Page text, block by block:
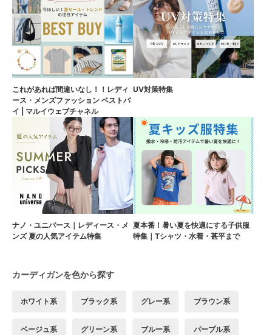
これがあれば間違いなし！！レディ
ース・メンズファッション ベストバ
イ | マルイウェブチャネル
UV対策特集
ナノ・ユニバース｜レディース・メ
ンズ 夏の人気アイテム特集
夏本番！暑い夏を快適にする子供服
特集｜Tシャツ・水着・甚平まで
カーディガンを色から探す
ホワイト系 ブラック系 グレー系 ブラウン系
ベージュ系 グリーン系 ブルー系 パープル系